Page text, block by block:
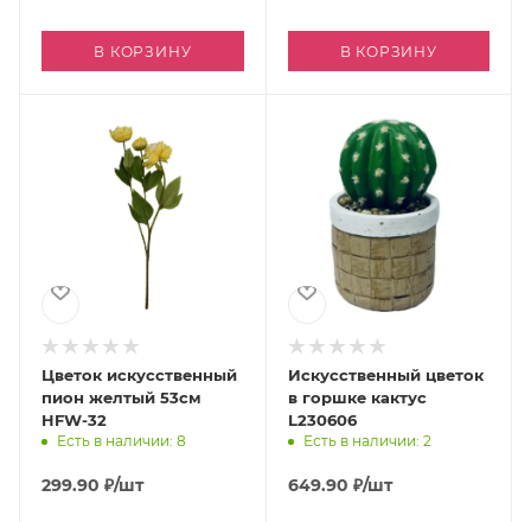
В КОРЗИНУ В КОРЗИНУ
Цветок искусственный
пион желтый 53см
HFW-32
Есть в наличии: 8
299.90 ₽/шт
Искусственный цветок
в горшке кактус
L230606
Есть в наличии: 2
649.90 ₽/шт